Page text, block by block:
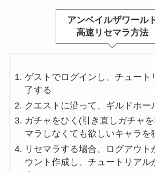
アンベイルザワール
高速リセマラ方法
ゲストでログインし、チュート
了する
クエストに沿って、ギルドホー
ガチャをひく(引き直しガチャ
マラしなくても欲しいキャラを
リセマラする場合、ログアウト
ウント作成し、チュートリアル